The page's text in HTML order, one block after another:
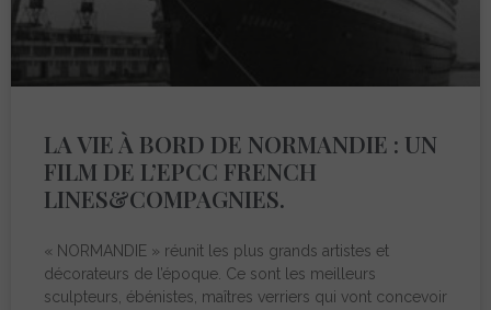
LA VIE À BORD DE NORMANDIE : UN
FILM DE L’EPCC FRENCH
LINES&COMPAGNIES.
« NORMANDIE » réunit les plus grands artistes et
décorateurs de l’époque. Ce sont les meilleurs
sculpteurs, ébénistes, maîtres verriers qui vont concevoir